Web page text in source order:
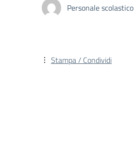
Personale scolastico
Stampa / Condividi